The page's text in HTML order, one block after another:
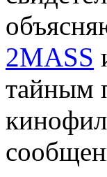
2MASS
тайным